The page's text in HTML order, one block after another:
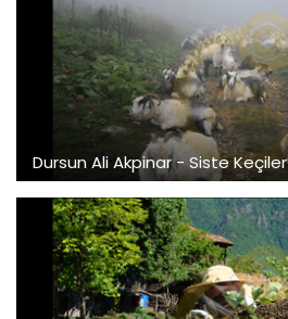
Dursun Ali Akpinar - Siste Keçiler